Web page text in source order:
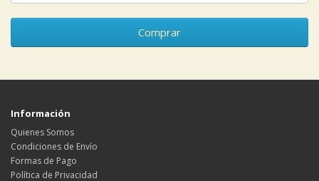
Comprar
Información
Quienes Somos
Condiciones de Envío
Formas de Pago
Política de Privacidad